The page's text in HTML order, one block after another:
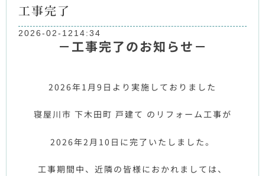
工事完了
2026-02-12 14:34
－工事完了のお知らせ－
2026年1月9日より実施しておりました
寝屋川市 下木田町 戸建て のリフォーム工事が
2026年2月10日に完了いたしました。
工事期間中、近隣の皆様におかれましては、